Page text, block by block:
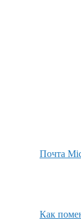
Почта
Как